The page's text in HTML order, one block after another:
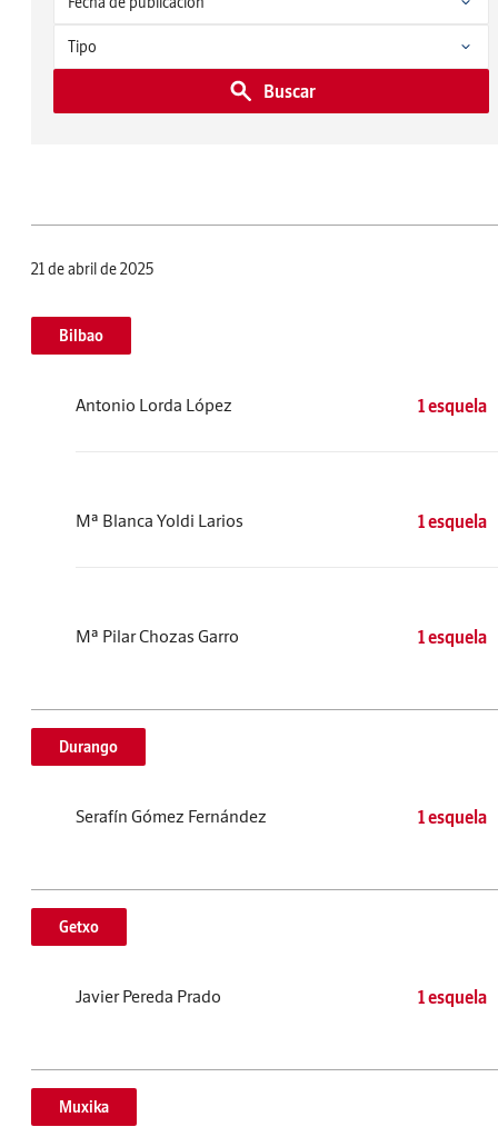
Buscar
21 de abril de 2025
Bilbao
Antonio Lorda López 1 esquela
Mª Blanca Yoldi Larios 1 esquela
Mª Pilar Chozas Garro 1 esquela
Durango
Serafín Gómez Fernández 1 esquela
Getxo
Javier Pereda Prado 1 esquela
Muxika